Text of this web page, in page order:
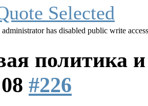
administrator has disabled public write
политика
#226